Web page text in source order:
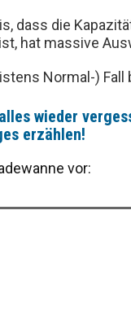
dass die
hat massive
Normal-) Fall
wieder
erzählen!
vor: